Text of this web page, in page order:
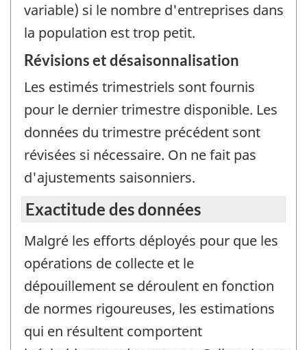
variable) si le nombre d'entreprises dans
la population est trop petit.
Révisions et désaisonnalisation
Les estimés trimestriels sont fournis
pour le dernier trimestre disponible. Les
données du trimestre précédent sont
révisées si nécessaire. On ne fait pas
d'ajustements saisonniers.
Exactitude des données
Malgré les efforts déployés pour que les
opérations de collecte et le
dépouillement se déroulent en fonction
de normes rigoureuses, les estimations
qui en résultent comportent